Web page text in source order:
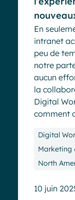
En
intranet
peu de
notre
aucun
la
Digital
comment
Digital
Marketing
North
10 juin